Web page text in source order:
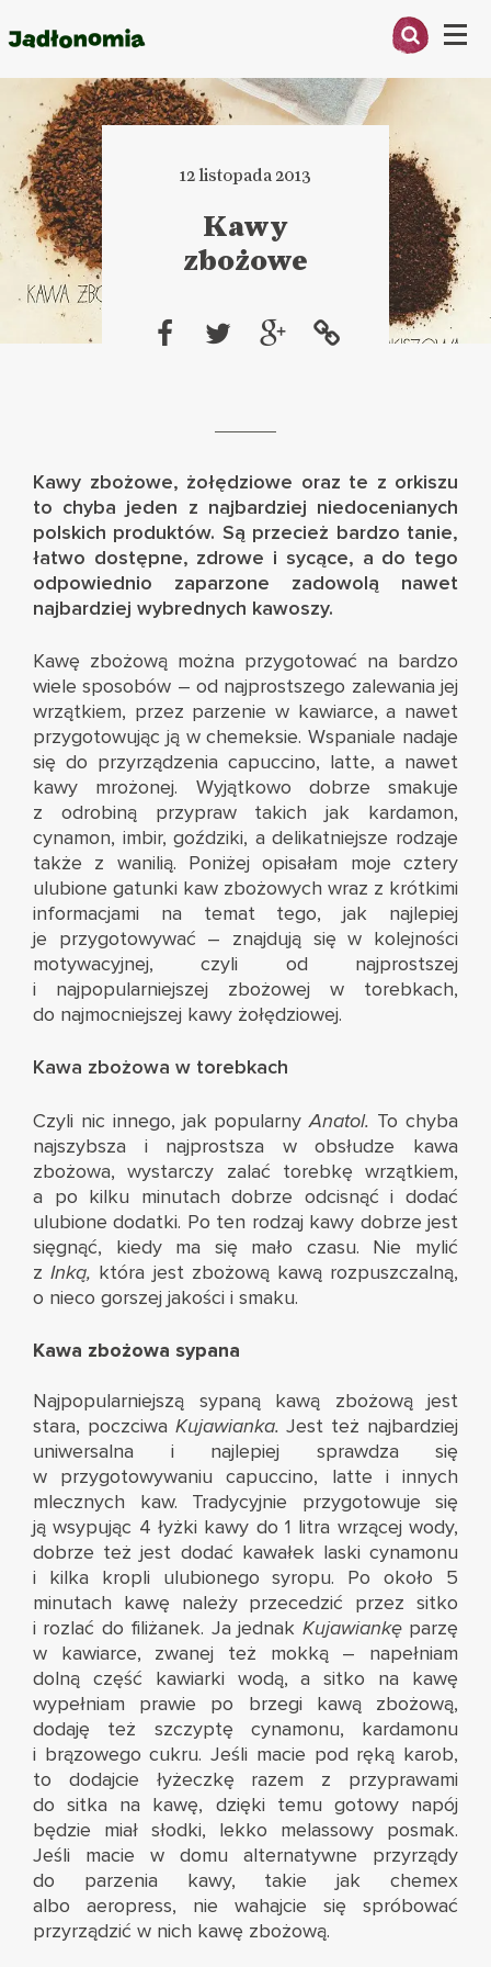
Menu
O MNIE
PRZEPISY
ARTYKUŁY
KSIĄŻKI
KONTAKT
12 listopada 2013
Kawy
zbożowe
Kawy zbożowe, żołędziowe oraz te z orkiszu
to chyba jeden z najbardziej niedocenianych
polskich produktów. Są przecież bardzo tanie,
łatwo dostępne, zdrowe i sycące, a do tego
odpowiednio zaparzone zadowolą nawet
najbardziej wybrednych kawoszy.
Kawę zbożową można przygotować na bardzo
wiele sposobów – od najprostszego zalewania jej
wrzątkiem, przez parzenie w kawiarce, a nawet
przygotowując ją w chemeksie. Wspaniale nadaje
się do przyrządzenia capuccino, latte, a nawet
kawy mrożonej. Wyjątkowo dobrze smakuje
z odrobiną przypraw takich jak kardamon,
cynamon, imbir, goździki, a delikatniejsze rodzaje
także z wanilią. Poniżej opisałam moje cztery
ulubione gatunki kaw zbożowych wraz z krótkimi
informacjami na temat tego, jak najlepiej
je przygotowywać – znajdują się w kolejności
motywacyjnej, czyli od najprostszej
i najpopularniejszej zbożowej w torebkach,
do najmocniejszej kawy żołędziowej.
Kawa zbożowa w torebkach
Czyli nic innego, jak popularnyAnatol. To chyba
najszybsza i najprostsza w obsłudze kawa
zbożowa, wystarczy zalać torebkę wrzątkiem,
a po kilku minutach dobrze odcisnąć i dodać
ulubione dodatki. Po ten rodzaj kawy dobrze jest
sięgnąć, kiedy ma się mało czasu. Nie mylić
zInką, która jest zbożową kawą rozpuszczalną,
o nieco gorszej jakości i smaku.
Kawa zbożowa sypana
Najpopularniejszą sypaną kawą zbożową jest
stara, poczciwa Kujawianka. Jest też najbardziej
uniwersalna i najlepiej sprawdza się
w przygotowywaniu capuccino, latte i innych
mlecznych kaw. Tradycyjnie przygotowuje się
ją wsypując 4 łyżki kawy do 1 litra wrzącej wody,
dobrze też jest dodać kawałek laski cynamonu
i kilka kropli ulubionego syropu. Po około 5
minutach kawę należy przecedzić przez sitko
i rozlać do filiżanek. Ja jednak Kujawiankę parzę
w kawiarce, zwanej też mokką – napełniam
dolną część kawiarki wodą, a sitko na kawę
wypełniam prawie po brzegi kawą zbożową,
dodaję też szczyptę cynamonu, kardamonu
i brązowego cukru. Jeśli macie pod ręką karob,
to dodajcie łyżeczkę razem z przyprawami
do sitka na kawę, dzięki temu gotowy napój
będzie miał słodki, lekko melassowy posmak.
Jeśli macie w domu alternatywne przyrządy
do parzenia kawy, takie jak chemex
albo aeropress, nie wahajcie się spróbować
przyrządzić w nich kawę zbożową.